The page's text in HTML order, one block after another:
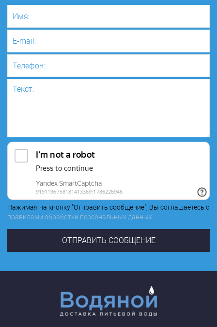
Нажимая на кнопку "Отправить сообщение", Вы соглашаетесь с
правилами обработки персональных данных